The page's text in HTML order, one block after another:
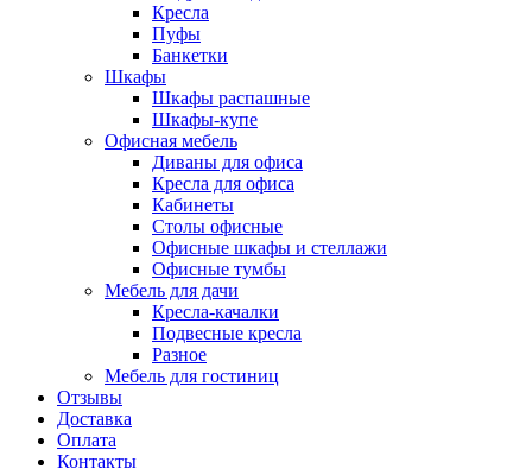
Кресла
Пуфы
Банкетки
Шкафы
Шкафы распашные
Шкафы-купе
Офисная мебель
Диваны для офиса
Кресла для офиса
Кабинеты
Столы офисные
Офисные шкафы и стеллажи
Офисные тумбы
Мебель для дачи
Кресла-качалки
Подвесные кресла
Разное
Мебель для гостиниц
Отзывы
Доставка
Оплата
Контакты